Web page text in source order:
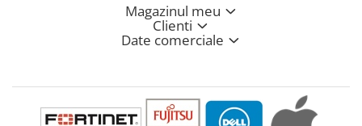
Magazinul meu
Clienti
Date comerciale